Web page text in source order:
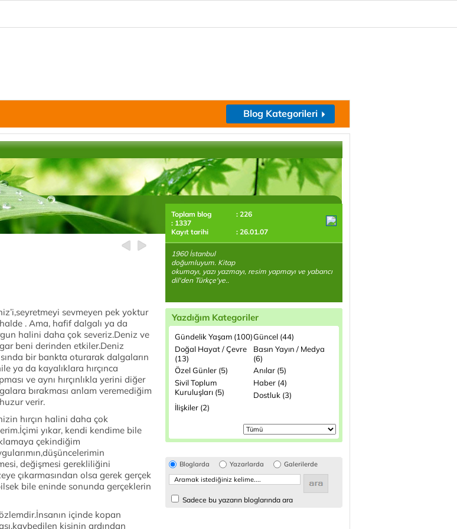
Blog Kategorileri
sevmeyen pek yoktur
. Ama, hafif dalgalı ya da
halini daha çok severiz.Deniz ve
beni derinden etkiler.Deniz
bir bankta oturarak dalgaların
ya da kayalıklara hırçınca
ve aynı hırçınlıkla yerini diğer
bırakması anlam veremediğim
verir.
hırçın halini daha çok
yıkar, kendi kendime bile
çekindiğim
değişmesi gerekliliğini
çıkarmasından olsa gerek gerçek
bile eninde sonunda gerçeklerin
içinde kopan
kişinin ardından
Toplam blog
: 226
: 1337
Kayıt tarihi
: 26.01.07
1960 İstanbul
doğumluyum. Kitap
okumayı, yazı yazmayı, resim yapmayı ve yabancı
dil'den Türkçe'ye..
Yazdığım Kategoriler
Gündelik Yaşam (100)Güncel (44)
Doğal Hayat / Çevre
(13)
Basın Yayın / Medya
(6)
Özel Günler (5)
Anılar (5)
Sivil Toplum
Kuruluşları (5)
Haber (4)
Dostluk (3)
İlişkiler (2)
Bloglarda Yazarlarda Galerilerde
Sadece bu yazarın bloglarında ara